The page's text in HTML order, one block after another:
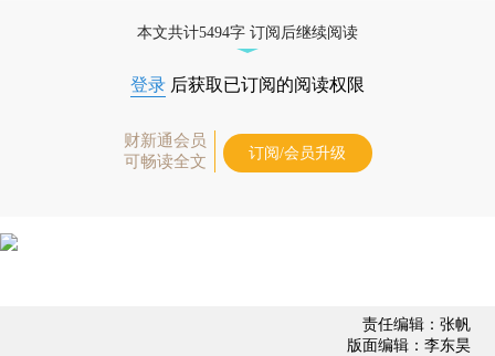
本文共计5494字 订阅后继续阅读
登录 后获取已订阅的阅读权限
财新通会员
可畅读全文
订阅/会员升级
责任编辑：张帆
版面编辑：李东昊